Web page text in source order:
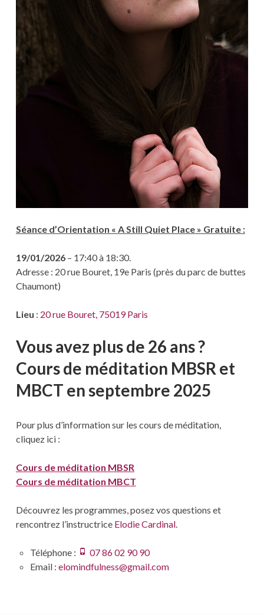
Séance d’Orientation « A Still Quiet Place» Gratuite :
19/01/2026– 17:40 à 18:30.
Adresse : 20 rue Bouret, 19e Paris (près du parc de buttes
Chaumont)
Lieu : 20 rue Bouret, 75019 Paris
Vous avez plus de 26 ans ?
Cours de méditation MBSR et
MBCT en septembre 2025
Pour plus d’information sur les cours de méditation,
cliquez ici :
Cours de méditation MBSR
Cours de méditation MBCT
Découvrez les programmes, posez vos questions et
rencontrez l’instructrice Elodie Cardinal.
Téléphone :
07 86 02 90 90
Email : elomindfulness@gmail.com